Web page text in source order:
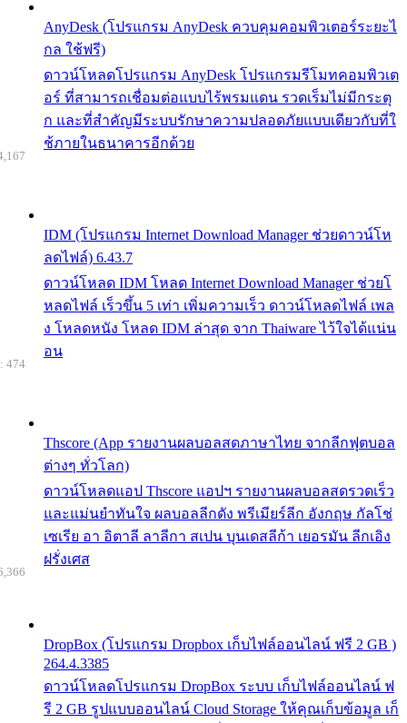
AnyDesk (โปรแกรม AnyDesk ควบคุมคอมพิวเตอร์ระยะไ
กล ใช้ฟรี)
ดาวน์โหลดโปรแกรม AnyDesk โปรแกรมรีโมทคอมพิวเต
อร์ ที่สามารถเชื่อมต่อแบบไร้พรมแดน รวดเร็มไม่มีกระตุ
ก และที่สำคัญมีระบบรักษาความปลอดภัยแบบเดียวกับที่ใ
ช้ภายในธนาคารอีกด้วย
IDM (โปรแกรม Internet Download Manager ช่วยดาวน์โห
ลดไฟล์) 6.43.7
ดาวน์โหลด IDM โหลด Internet Download Manager ช่วยโ
หลดไฟล์ เร็วขึ้น 5 เท่า เพิ่มความเร็ว ดาวน์โหลดไฟล์ เพล
ง โหลดหนัง โหลด IDM ล่าสุด จาก Thaiware ไว้ใจได้แน่น
อน
Thscore (App รายงานผลบอลสดภาษาไทย จากลีกฟุตบอล
ต่างๆ ทั่วโลก)
ดาวน์โหลดแอป Thscore แอปฯ รายงานผลบอลสดรวดเร็ว
และแม่นยำทันใจ ผลบอลลีกดัง พรีเมียร์ลีก อังกฤษ กัลโช่
เซเรีย อา อิตาลี ลาลีกา สเปน บุนเดสลีก้า เยอรมัน ลีกเอิง
ฝรั่งเศส
474
DropBox (โปรแกรม Dropbox เก็บไฟล์ออนไลน์ ฟรี 2 GB )
264.4.3385
ดาวน์โหลดโปรแกรม DropBox ระบบ เก็บไฟล์ออนไลน์ ฟ
รี 2 GB รูปแบบออนไลน์ Cloud Storage ให้คุณเก็บข้อมูล เก็